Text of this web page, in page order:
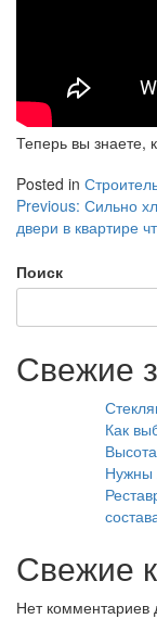
Теперь вы знаете,
Posted in
по
записям
Previous: Сильно
двери в квартире
Поиск
Свежие
Как
Нужны
Свежие
Нет комментариев